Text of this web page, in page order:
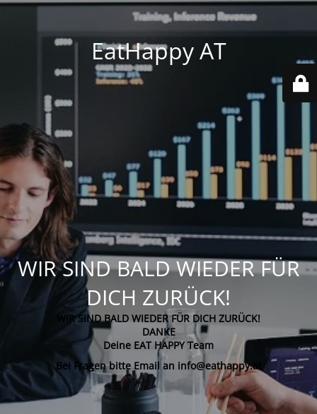
EatHappy AT
WIR SIND BALD WIEDER FÜR
DICH ZURÜCK!
WIR SIND BALD WIEDER FÜR DICH ZURÜCK!
DANKE
Deine EAT HAPPY Team
Bei Fragen bitte Email an info@eathappy.at